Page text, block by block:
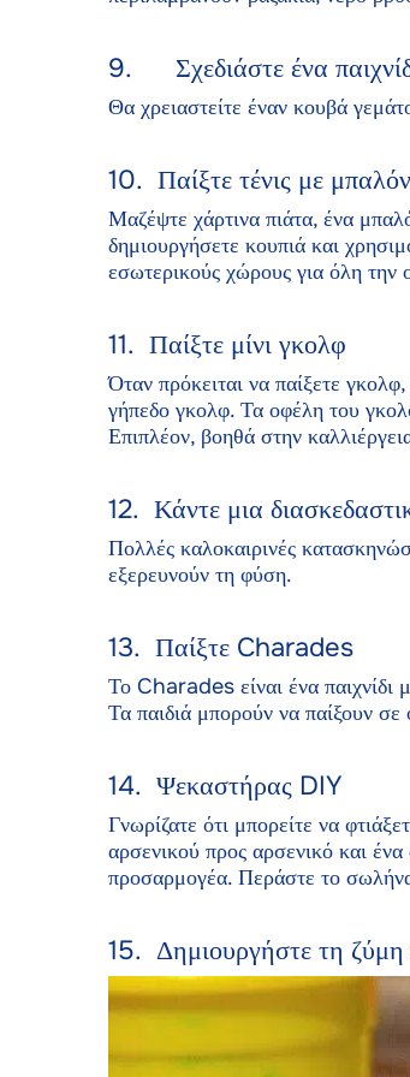
9. Σχεδιάστε ένα
Θα χρειαστείτε έναν κουβά
10. Παίξτε τένις με
Μαζέψτε χάρτινα πιάτα, ένα
δημιουργήσετε κουπιά και
εσωτερικούς χώρους για όλη την
11. Παίξτε μίνι γκολφ
Όταν πρόκειται να παίξετε
γήπεδο γκολφ. Τα οφέλη του
Επιπλέον, βοηθά στην
12. Κάντε μια
Πολλές καλοκαιρινές
εξερευνούν τη φύση.
13. Παίξτε Charades
Το Charades είναι ένα παιχνίδι
Τα παιδιά μπορούν να παίξουν
14. Ψεκαστήρας DIY
Γνωρίζατε ότι μπορείτε να
αρσενικού προς αρσενικό και
προσαρμογέα. Περάστε το
15. Δημιουργήστε τη ζύμη